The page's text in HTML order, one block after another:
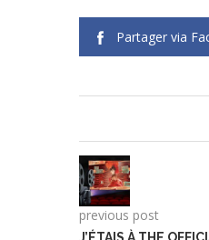
Partager via
previous post